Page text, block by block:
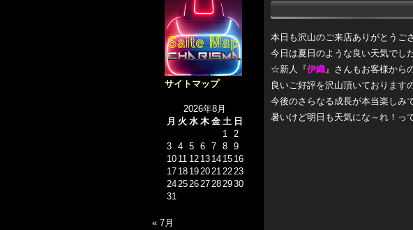
サイトマップ
2026年8月
月 火 水 木 金 土 日
1
2
3
4 5 6 7 8
9
10 11 12 13 14 15 16
17 18 1920212223
24252627282930
31
« 7月
本日も沢山のご来店ありがとうご
今日は夏日のような良い天気でし
☆新人『伊織』さんもお客様から
良いご好評を沢山頂いております
今後のさらなる成長が本当楽しみで
暑いけど明日も天気にな～れ！っ